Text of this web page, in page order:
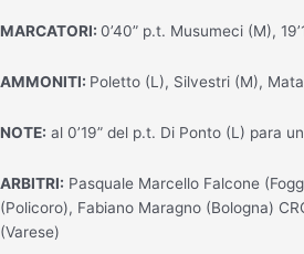
MARCATORI: 0’40” p.t. Musumeci (M),
AMMONITI: Poletto (L), Silvestri (M),
NOTE: al 0’19” del p.t. Di Ponto (L) para
ARBITRI: Pasquale Marcello Falcone
(Policoro), Fabiano Maragno (Bologna)
(Varese)